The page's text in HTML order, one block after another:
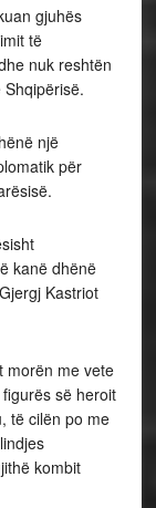
gjuhës
të
nuk reshtën
një
për
kanë dhënë
Kastriot
morën me vete
së heroit
të cilën po me
kombit